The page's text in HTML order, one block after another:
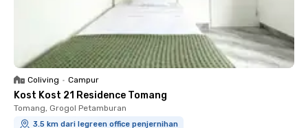
Coliving • Campur
Kost Kost 21 Residence Tomang
Tomang, Grogol Petamburan
3.5 km dari legreen office penjernihan